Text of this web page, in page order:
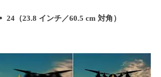
24（23.8 インチ／60.5 cm 対角）